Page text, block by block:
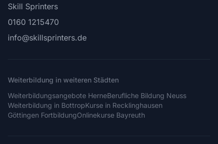
Skill Sprinters
0160 1215470
info@skillsprinters.de
Weiterbildung in weiteren Städten
Weiterbildungsangebote HerneBerufliche Bildung Neuss
Weiterbildung in BottropKurse in Recklinghausen
Göttingen FortbildungOnlinekurse Bayreuth